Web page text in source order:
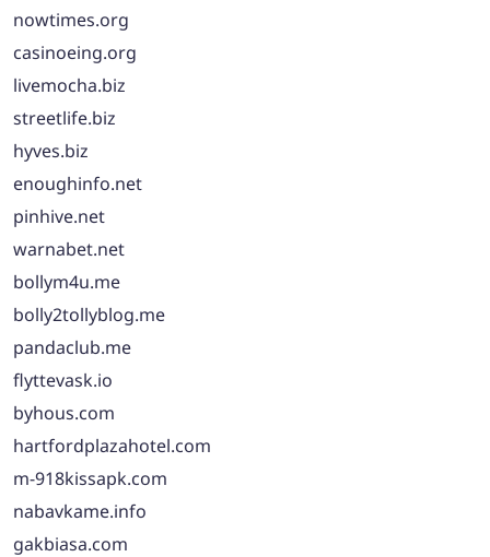
nowtimes.org
casinoeing.org
livemocha.biz
streetlife.biz
hyves.biz
enoughinfo.net
pinhive.net
warnabet.net
bollym4u.me
bolly2tollyblog.me
pandaclub.me
flyttevask.io
byhous.com
hartfordplazahotel.com
m-918kissapk.com
nabavkame.info
gakbiasa.com